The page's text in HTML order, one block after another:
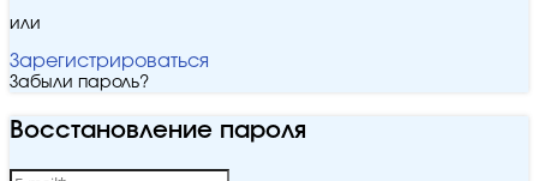
или
Зарегистрироваться
Забыли пароль?
Восстановление пароля